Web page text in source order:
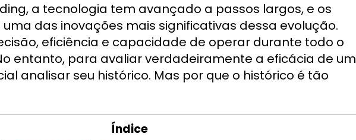
a tecnologia tem avançado a passos largos, e os
uma das inovações mais significativas dessa evolução.
eficiência e capacidade de operar durante todo o
entanto, para avaliar verdadeiramente a eficácia de um
analisar seu histórico. Mas por que o histórico é tão
Índice